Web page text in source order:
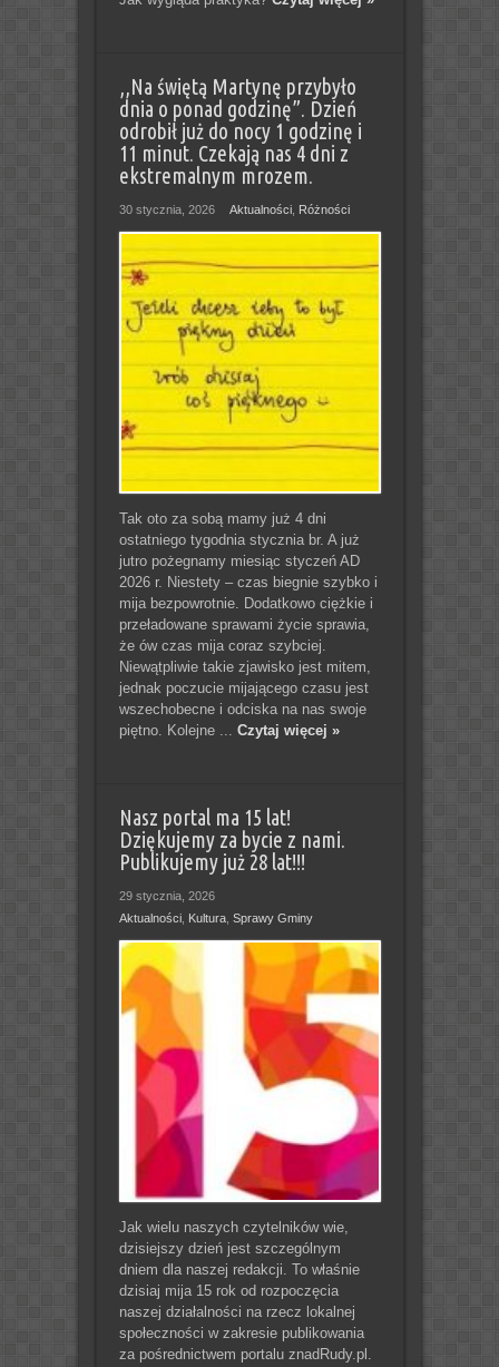
,,Na świętą Martynę przybyło
dnia o ponad godzinę”. Dzień
odrobił już do nocy 1 godzinę i
11 minut. Czekają nas 4 dni z
ekstremalnym mrozem.
30 stycznia, 2026 Aktualności, Różności
Tak oto za sobą mamy już 4 dni
ostatniego tygodnia stycznia br. A już
jutro pożegnamy miesiąc styczeń AD
2026 r. Niestety – czas biegnie szybko i
mija bezpowrotnie. Dodatkowo ciężkie i
przeładowane sprawami życie sprawia,
że ów czas mija coraz szybciej.
Niewątpliwie takie zjawisko jest mitem,
jednak poczucie mijającego czasu jest
wszechobecne i odciska na nas swoje
piętno. Kolejne ... Czytaj więcej »
Nasz portal ma 15 lat!
Dziękujemy za bycie z nami.
Publikujemy już 28 lat!!!
29 stycznia, 2026
Aktualności, Kultura, Sprawy Gminy
Jak wielu naszych czytelników wie,
dzisiejszy dzień jest szczególnym
dniem dla naszej redakcji. To właśnie
dzisiaj mija 15 rok od rozpoczęcia
naszej działalności na rzecz lokalnej
społeczności w zakresie publikowania
za pośrednictwem portalu znadRudy.pl.